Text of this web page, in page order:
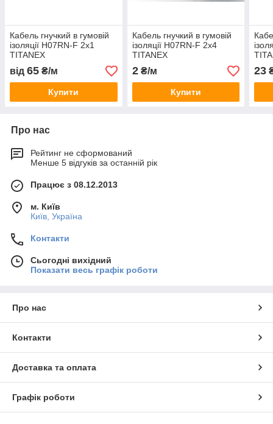
Кабель гнучкий в гумовій
ізоляції H07RN-F 2х1
TITANEX
від 65 ₴/м
Купити
Кабель гнучкий в гумовій
ізоляції H07RN-F 2х4
TITANEX
2₴/м
Купити
23
Про нас
Рейтинг не сформований
Менше 5 відгуків за останній рік
Працює з 08.12.2013
м. Київ
Київ, Україна
Контакти
Сьогодні вихідний
Показати весь графік роботи
Про нас
Контакти
Доставка та оплата
Графік роботи